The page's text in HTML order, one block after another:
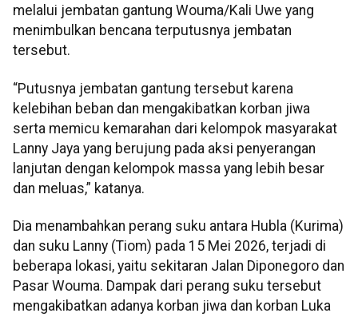
melalui jembatan gantung Wouma/Kali Uwe yang
menimbulkan bencana terputusnya jembatan
tersebut.
“Putusnya jembatan gantung tersebut karena
kelebihan beban dan mengakibatkan korban jiwa
serta memicu kemarahan dari kelompok masyarakat
Lanny Jaya yang berujung pada aksi penyerangan
lanjutan dengan kelompok massa yang lebih besar
dan meluas,” katanya.
Dia menambahkan perang suku antara Hubla (Kurima)
dan suku Lanny (Tiom) pada 15 Mei 2026, terjadi di
beberapa lokasi, yaitu sekitaran Jalan Diponegoro dan
Pasar Wouma. Dampak dari perang suku tersebut
mengakibatkan adanya korban jiwa dan korban Luka